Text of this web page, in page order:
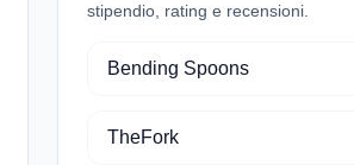
stipendio, rating e recensioni.
Bending Spoons
TheFork